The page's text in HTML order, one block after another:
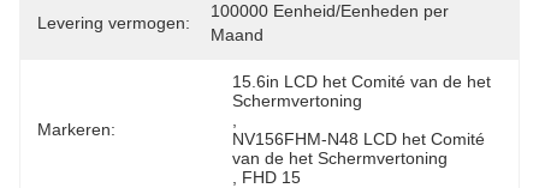
Levering vermogen:
100000 Eenheid/Eenheden per
Maand
Markeren:
15.6in LCD het Comité van de het
Schermvertoning
NV156FHM-N48 LCD het Comité
van de het Schermvertoning
FHD 15